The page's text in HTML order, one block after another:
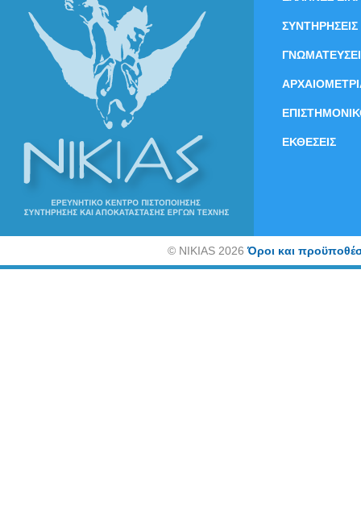
ΣΥΝΤΗΡΗΣΕΙΣ
ΕΚΘΕΣΕΙΣ
©NIKIAS 2026Όροι και